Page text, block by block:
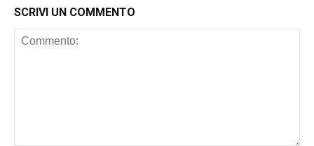
SCRIVI UN COMMENTO